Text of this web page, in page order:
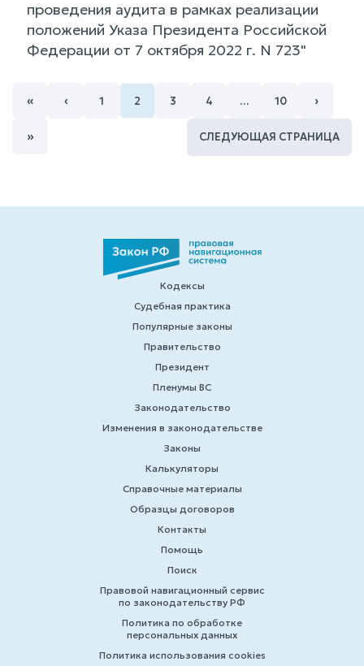
проведения аудита в рамках реализации
положений Указа Президента Российской
Федерации от 7 октября 2022 г. N 723"
« ‹ 1 2 3 4 … 10 ›
» СЛЕДУЮЩАЯ СТРАНИЦА
Кодексы
Судебная практика
Популярные законы
Правительство
Президент
Пленумы ВС
Законодательство
Изменения в законодательстве
Законы
Калькуляторы
Справочные материалы
Образцы договоров
Контакты
Помощь
Поиск
Правовой навигационный сервис
по законодательству РФ
Политика по обработке
персональных данных
Политика использования cookies